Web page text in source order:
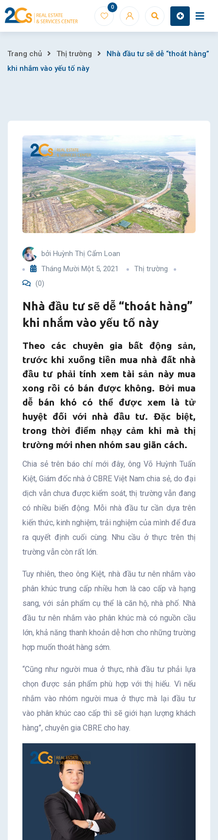
Skip
to
0
Nhà
sẽ
dễ
“thoát
hàng”
khi
nhắm
vào
yếu
tố
này
Trang chủ Thị trường
Nhà đầu tư sẽ dễ “thoát hàng”
khi nhắm vào yếu tố này
bởi Huỳnh Thị Cẩm Loan
Tháng Mười Một 5, 2021
Thị trường
(0)
Nhà đầu tư sẽ dễ “thoát hàng”
khi nhắm vào yếu tố này
Theo các chuyên gia bất động sản,
trước khi xuống tiền mua nhà đất nhà
đầu tư phải tính xem tài sản này mua
xong rồi có bán được không. Bởi mua
dễ bán khó có thể được xem là tử
huyệt đối với nhà đầu tư. Đặc biệt,
trong thời điểm nhạy cảm khi mà thị
trường mới nhen nhóm sau giãn cách.
Chia sẻ trên báo chí mới đây, ông Võ Huỳnh Tuấn
Kiệt, Giám đốc nhà ở CBRE Việt Nam chia sẻ, do đại
dịch vẫn chưa được kiểm soát, thị trường vẫn đang
có nhiều biến động. Mỗi nhà đầu tư cần dựa trên
kiến thức, kinh nghiệm, trải nghiệm của mình để đưa
ra quyết định cuối cùng. Nhu cầu ở thực trên thị
trường vẫn còn rất lớn.
Tuy nhiên, theo ông Kiệt, nhà đầu tư nên nhắm vào
phân khúc trung cấp nhiều hơn là cao cấp và hạng
sang, với sản phẩm cụ thể là căn hộ, nhà phố. Nhà
đầu tư nên nhắm vào phân khúc mà có nguồn cầu
lớn, khả năng thanh khoản dễ hơn cho những trường
hợp muốn thoát hàng sớm.
“Cũng như người mua ở thực, nhà đầu tư phải lựa
chọn được sản phẩm phù hợp với thị hiếu. Vì nếu
nhắm vào nhóm người mua ở thực mà lại đầu tư
vào phân khúc cao cấp thì sẽ giới hạn lượng khách
hàng”, chuyên gia CBRE cho hay.